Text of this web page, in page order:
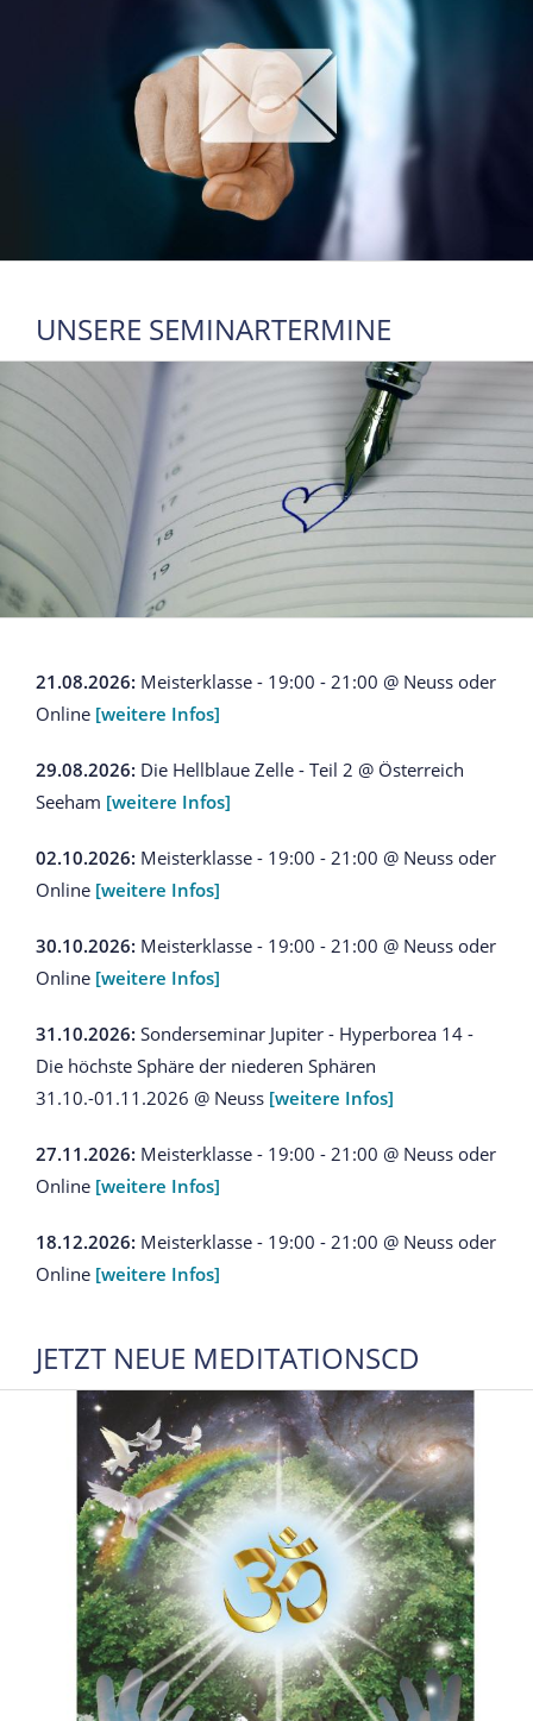
UNSERE SEMINARTERMINE
21.08.2026: Meisterklasse - 19:00 - 21:00 @ Neuss oder
Online [weitere Infos]
29.08.2026: Die Hellblaue Zelle - Teil 2 @ Österreich
Seeham [weitere Infos]
02.10.2026: Meisterklasse - 19:00 - 21:00 @ Neuss oder
Online [weitere Infos]
30.10.2026: Meisterklasse - 19:00 - 21:00 @ Neuss oder
Online [weitere Infos]
31.10.2026: Sonderseminar Jupiter - Hyperborea 14 -
Die höchste Sphäre der niederen Sphären
31.10.-01.11.2026 @ Neuss [weitere Infos]
27.11.2026: Meisterklasse - 19:00 - 21:00 @ Neuss oder
Online [weitere Infos]
18.12.2026: Meisterklasse - 19:00 - 21:00 @ Neuss oder
Online [weitere Infos]
JETZT NEUE MEDITATIONSCD